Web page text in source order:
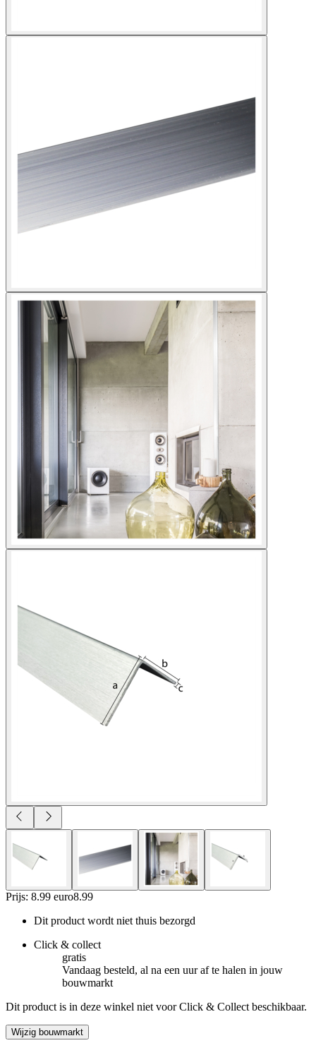
Prijs: 8.99 euro8.99
Dit product wordt niet thuis bezorgd
Click & collect
gratis
Vandaag besteld, al na een uur af te halen in jouw
bouwmarkt
Dit product is in deze winkel niet voor Click & Collect beschikbaar.
Wijzig bouwmarkt